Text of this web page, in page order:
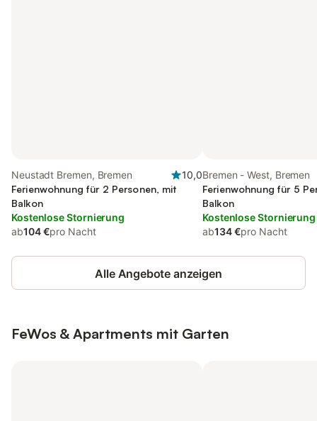
Neustadt Bremen, Bremen
10,0
Ferienwohnung für 2 Personen, mit
Balkon
Kostenlose Stornierung
ab104 €pro Nacht
Bremen - West, Bremen
Ferienwohnung für 5
Balkon
Kostenlose Stornierung
ab134 €pro Nacht
Alle Angebote anzeigen
FeWos & Apartments mit Garten